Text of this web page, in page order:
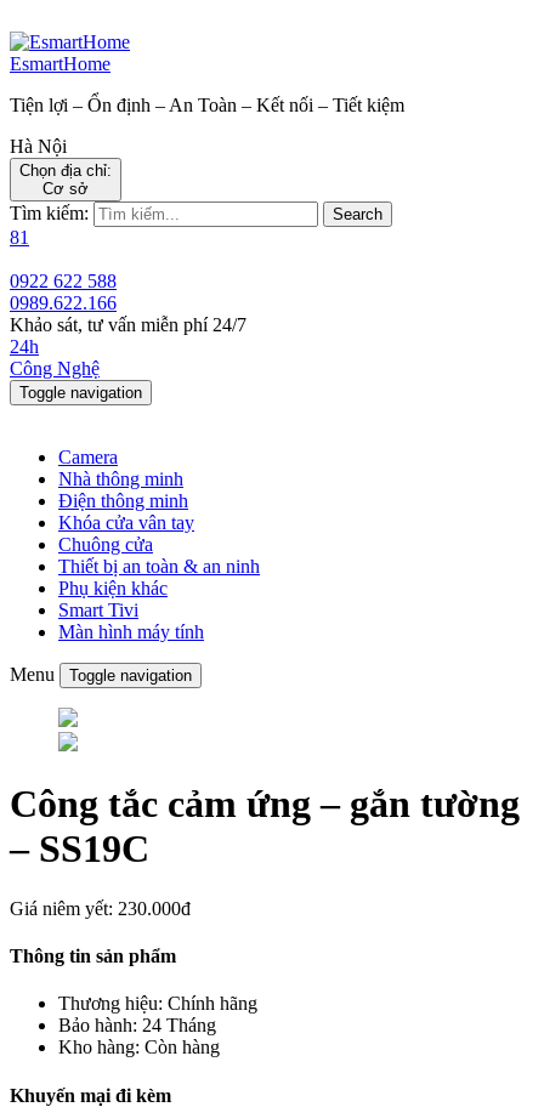
EsmartHome
Tiện lợi – Ổn định – An Toàn – Kết nối – Tiết kiệm
Hà Nội
Chọn địa chỉ:
Cơ sở
Tìm kiếm: Search
81
0922 622 588
0989.622.166
Khảo sát, tư vấn miễn phí 24/7
24h
Công Nghệ
Toggle navigation
Camera
Nhà thông minh
Điện thông minh
Khóa cửa vân tay
Chuông cửa
Thiết bị an toàn & an ninh
Phụ kiện khác
Smart Tivi
Màn hình máy tính
Menu Toggle navigation
Công tắc cảm ứng – gắn tường
– SS19C
Giá niêm yết: 230.000đ
Thông tin sản phẩm
Thương hiệu: Chính hãng
Bảo hành: 24 Tháng
Kho hàng: Còn hàng
Khuyến mại đi kèm